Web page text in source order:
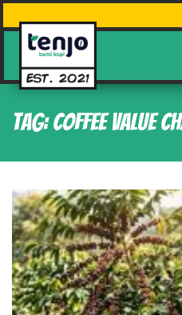
Tag: Coffee Value